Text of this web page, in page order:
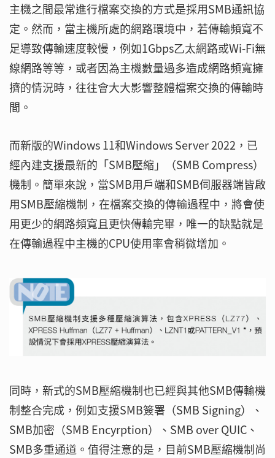
主機之間最常進行檔案交換的方式是採用SMB通訊協
定。然而，當主機所處的網路環境中，若傳輸頻寬不
足導致傳輸速度較慢，例如1Gbps乙太網路或Wi-Fi無
線網路等等，或者因為主機數量過多造成網路頻寬擁
擠的情況時，往往會大大影響整體檔案交換的傳輸時
間。
而新版的Windows 11和Windows Server 2022，已
經內建支援最新的「SMB壓縮」（SMB Compress）
機制。簡單來說，當SMB用戶端和SMB伺服器端皆啟
用SMB壓縮機制，在檔案交換的傳輸過程中，將會使
用更少的網路頻寬且更快傳輸完畢，唯一的缺點就是
在傳輸過程中主機的CPU使用率會稍微增加。
同時，新式的SMB壓縮機制也已經與其他SMB傳輸機
制整合完成，例如支援SMB簽署（SMB Signing）、
SMB加密（SMB Encyrption）、SMB over QUIC、
SMB多重通道。值得注意的是，目前SMB壓縮機制尚